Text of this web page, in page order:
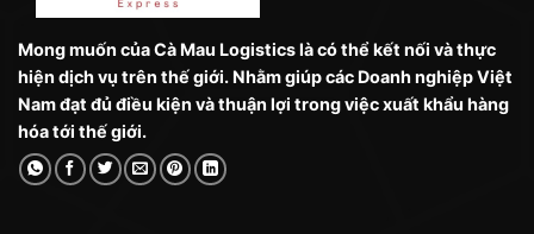
Mong muốn của Cà Mau Logistics là có thể kết nối và thực
hiện dịch vụ trên thế giới. Nhằm giúp các Doanh nghiệp Việt
Nam đạt đủ điều kiện và thuận lợi trong việc xuất khẩu hàng
hóa tới thế giới.